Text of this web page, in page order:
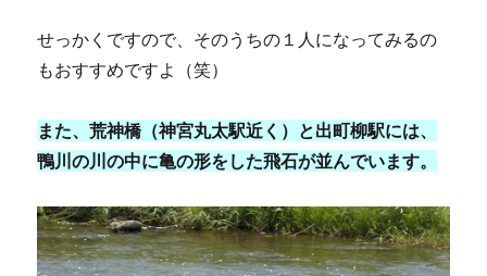
せっかくですので、そのうちの１人になってみるの
もおすすめですよ（笑）
また、荒神橋（神宮丸太駅近く）と出町柳駅には、
鴨川の川の中に亀の形をした飛石が並んでいます。